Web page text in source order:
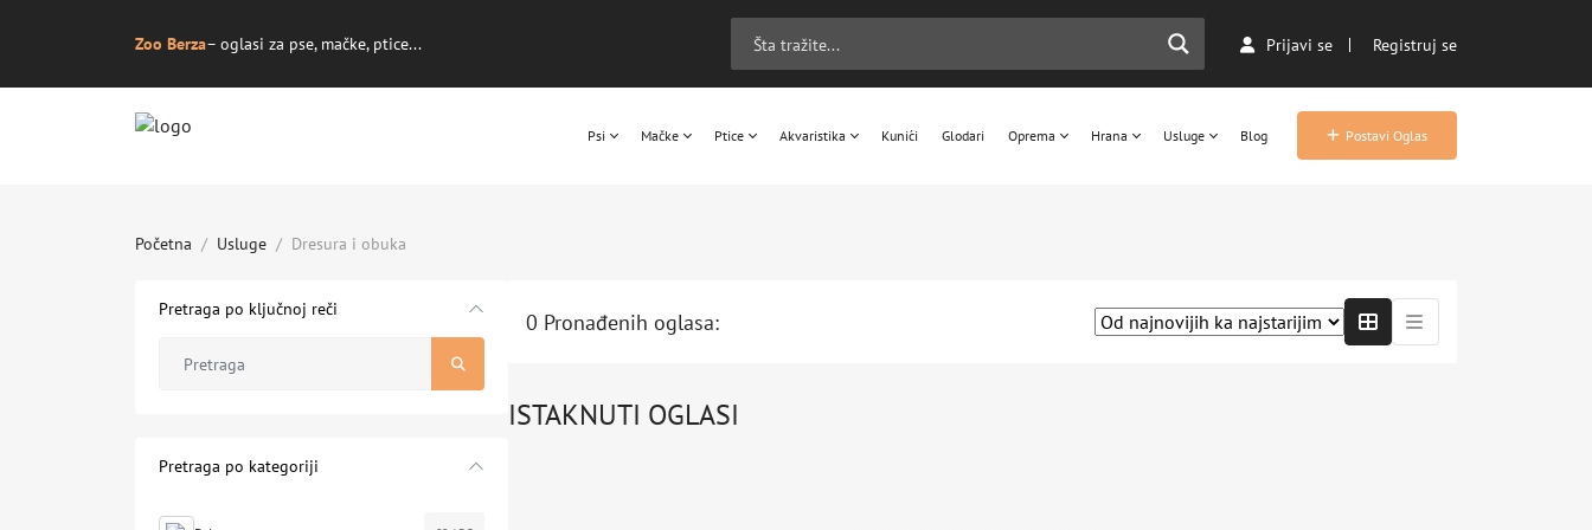
Zoo Berza– oglasi za pse, mačke, ptice... Prijavi se Registruj se
Psi Mačke Ptice Akvaristika Kunići Glodari Oprema Hrana Usluge Blog Postavi Oglas
Početna Usluge Dresura i obuka
Pretraga po ključnoj reči
Pretraga po kategoriji
0 Pronađenih oglasa:
ISTAKNUTI OGLASI